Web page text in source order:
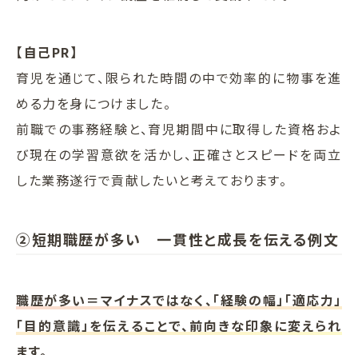
【自己PR】
育児を通じて、限られた時間の中で効率的に物事を進
める力を身につけました。
前職での事務経験と、育児期間中に取得した資格およ
び現在の学習意欲を活かし、正確さとスピードを両立
した業務遂行で貢献したいと考えております。
②短期職歴が多い 一貫性と成長を伝える例文
職歴が多い＝マイナスではなく、「経験の幅」「適応力」
「目的意識」を伝えることで、前向きな印象に変えられ
ます。